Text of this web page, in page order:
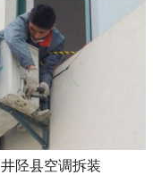
井陉县空调拆装